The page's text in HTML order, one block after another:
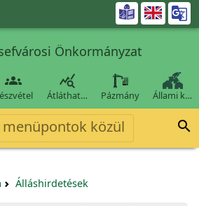

Önkormányzat
 
Átláthat… Pázmány Állami k…
menüpontok közül 
Álláshirdetések